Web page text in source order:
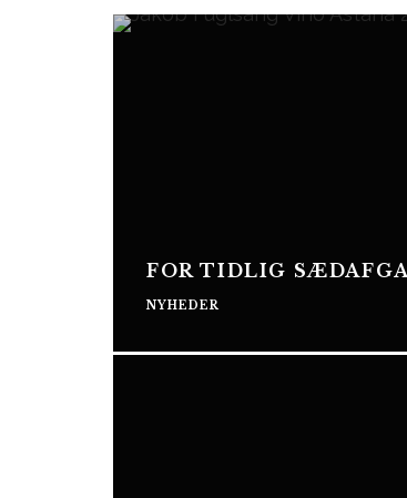
FOR TIDLIG
NYHEDER